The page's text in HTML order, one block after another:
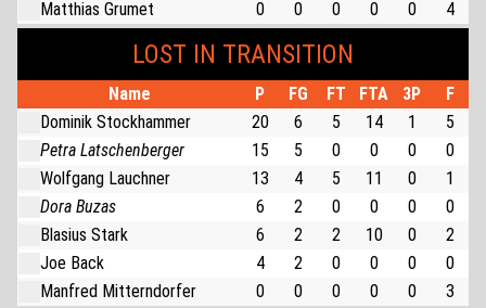
Matthias Grumet
0 0 0 0 0 4
LOST IN TRANSITION
Name P FG FT FTA 3P
F
Dominik Stockhammer
20 6 5 14 1
5
Petra Latschenberger
15 5 0 0 0
0
Wolfgang Lauchner
13 4 5 11 0
1
Dora Buzas
6 2 0 0 0
0
Blasius Stark
6 2 2 10 0
2
Joe Back
4 2 0 0 0
0
Manfred Mitterndorfer
0 0 0 0 0 3